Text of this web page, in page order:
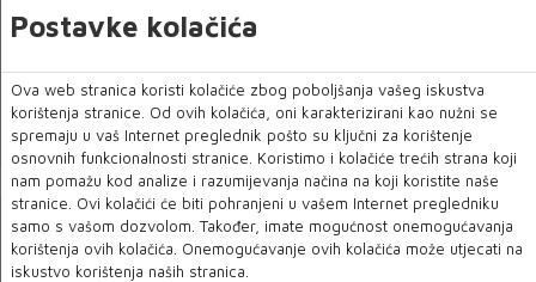
Izložba o životu i djelu Osmana Đikića
30 OŽU 2022
Postavke kolačića
Ova web stranica koristi kolačiće zbog poboljšanja vašeg iskustva
korištenja stranice. Od ovih kolačića, oni karakterizirani kao nužni se
spremaju u vaš Internet preglednik pošto su ključni za korištenje
osnovnih funkcionalnosti stranice. Koristimo i kolačiće trećih strana koji
nam pomažu kod analize i razumijevanja načina na koji koristite naše
stranice. Ovi kolačići će biti pohranjeni u vašem Internet pregledniku
samo s vašom dozvolom. Također, imate mogućnost onemogućavanja
korištenja ovih kolačića. Onemogućavanje ovih kolačića može utjecati na
iskustvo korištenja naših stranica.